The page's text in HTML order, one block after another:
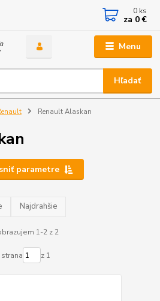
Menu
Hľadať
0 ks
za 0 €
Renault Alaskan
parametre
Najdrahšie
1-2 z 2
strana z 1